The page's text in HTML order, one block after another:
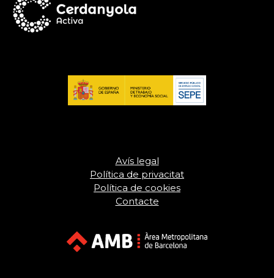
Avís legal
Política de privacitat
Política de cookies
Contacte